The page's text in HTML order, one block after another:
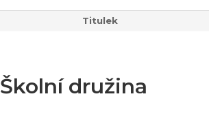
Titulek
Školní družina